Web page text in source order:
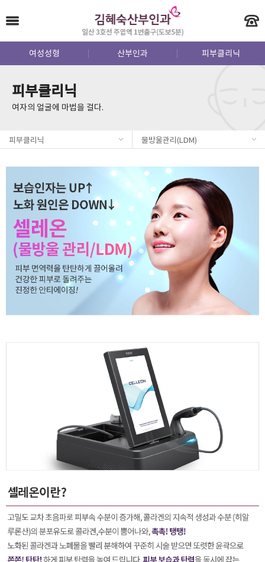
여성성형 산부인과 피부클리닉
피부클리닉
여자의 얼굴에 마법을 걸다.
피부클리닉 물방울관리(LDM)